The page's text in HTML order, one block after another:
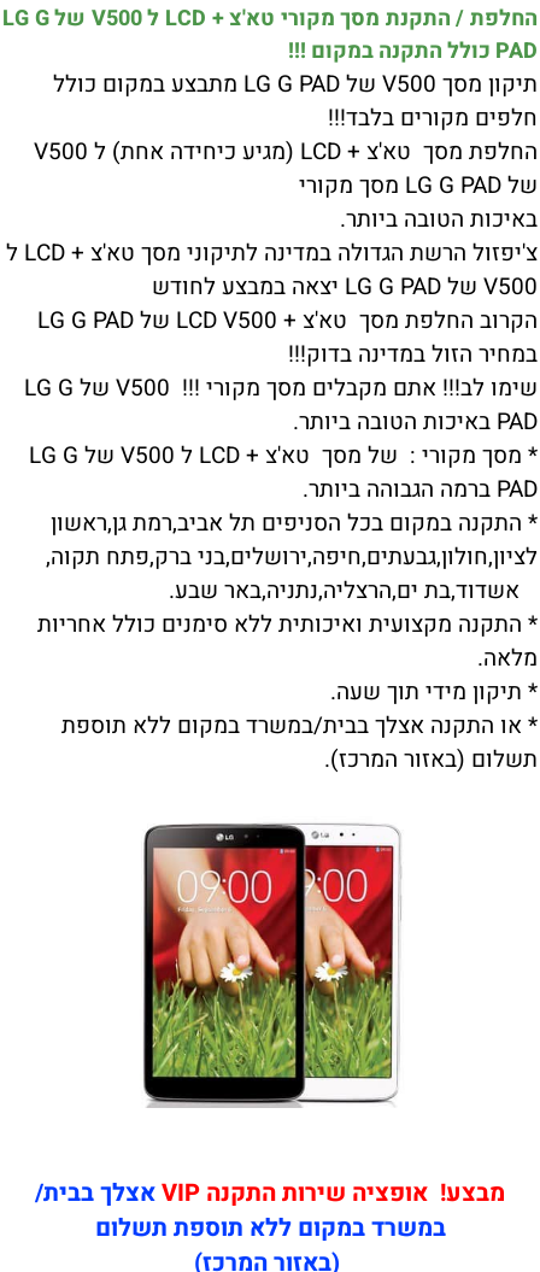
החלפת / התקנת מסך מקורי טא'צ + LCD ל V500 של LG G
PAD כולל התקנה במקום !!!
תיקון מסך V500 של LG G PAD מתבצע במקום כולל
חלפים מקורים בלבד!!!
החלפת מסך טא'צ + LCD (מגיע כיחידה אחת) ל V500
של LG G PAD מסך מקורי
באיכות הטובה ביותר.
צ'יפזול הרשת הגדולה במדינה לתיקוני מסך טא'צ + LCD ל
V500 של LG G PAD יצאה במבצע לחודש
הקרוב החלפת מסך טא'צ + LCD V500 של LG G PAD
במחיר הזול במדינה בדוק!!!
שימו לב!!! אתם מקבלים מסך מקורי !!! V500 של LG G
PAD באיכות הטובה ביותר.
* מסך מקורי : של מסך טא'צ + LCD ל V500 של LG G
PAD ברמה הגבוהה ביותר.
* התקנה במקום בכל הסניפים תל אביב,רמת גן,ראשון
לציון,חולון,גבעתים,חיפה,ירושלים,בני ברק,פתח תקוה,
אשדוד,בת ים,הרצליה,נתניה,באר שבע.
* התקנה מקצועית ואיכותית ללא סימנים כולל אחריות
מלאה.
* תיקון מידי תוך שעה.
* או התקנה אצלך בבית/במשרד במקום ללא תוספת
תשלום (באזור המרכז).
מבצע! אופציה שירות התקנה VIP
אצלך בבית/
במשרד במקום ללא תוספת תשלום
(באזור המרכז)